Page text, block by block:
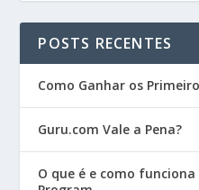
POSTS RECENTES
Como Ganhar os
Guru.com Vale a Pena?
O que é e como